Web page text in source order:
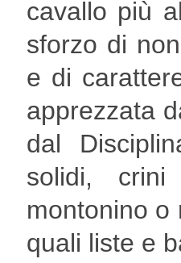
cavallo più
sforzo di
e di
apprezzata
dal
solidi,
montonino o
quali liste e